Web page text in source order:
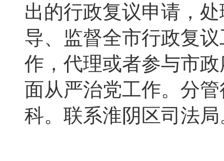
出的行政复议申请，
导、监督全市行政复
作，代理或者参与市
面从严治党工作。分
科。联系淮阴区司法局